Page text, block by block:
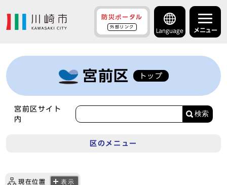
防災ポータル
外部リンク
Language メニュー
宮前区 トップ
宮前区サイト
内
検索
区のメニュー
現在位置 表示